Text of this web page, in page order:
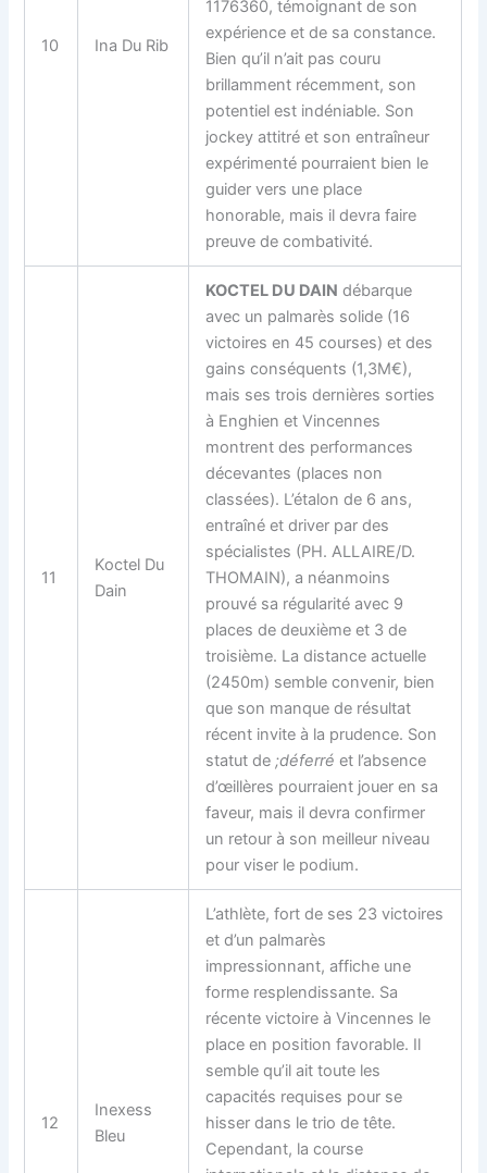
10 Ina Du Rib
1176360, témoignant de son
expérience et de sa constance.
Bien qu’il n’ait pas couru
brillamment récemment, son
potentiel est indéniable. Son
jockey attitré et son entraîneur
expérimenté pourraient bien le
guider vers une place
honorable, mais il devra faire
preuve de combativité.
11
Koctel Du
Dain
KOCTEL DU DAIN débarque
avec un palmarès solide (16
victoires en 45 courses) et des
gains conséquents (1,3M€),
mais ses trois dernières sorties
à Enghien et Vincennes
montrent des performances
décevantes (places non
classées). L’étalon de 6 ans,
entraîné et driver par des
spécialistes (PH. ALLAIRE/D.
THOMAIN), a néanmoins
prouvé sa régularité avec 9
places de deuxième et 3 de
troisième. La distance actuelle
(2450m) semble convenir, bien
que son manque de résultat
récent invite à la prudence. Son
statut de ;déferré et l’absence
d’œillères pourraient jouer en sa
faveur, mais il devra confirmer
un retour à son meilleur niveau
pour viser le podium.
12
Inexess
Bleu
L’athlète, fort de ses 23 victoires
et d’un palmarès
impressionnant, affiche une
forme resplendissante. Sa
récente victoire à Vincennes le
place en position favorable. Il
semble qu’il ait toute les
capacités requises pour se
hisser dans le trio de tête.
Cependant, la course